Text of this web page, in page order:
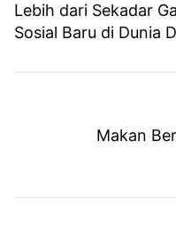
Lebih dari Sekadar
Sosial Baru di Dunia
Makan